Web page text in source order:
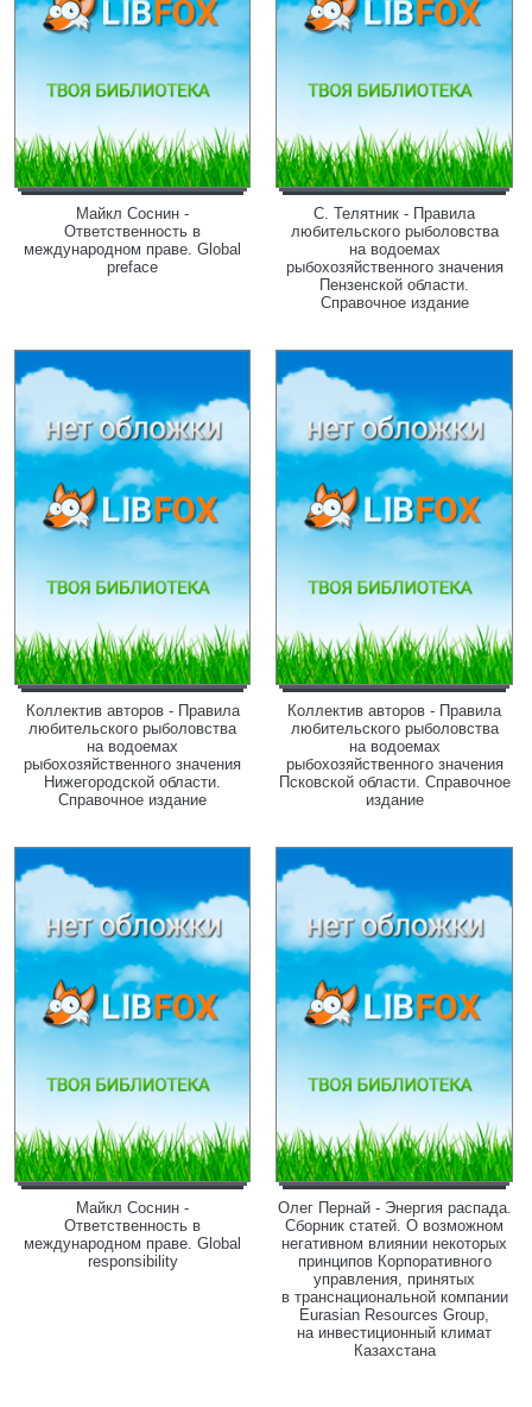
Майкл Соснин -
Ответственность в
международном праве. Global
preface
С. Телятник - Правила
любительского рыболовства
на водоемах
рыбохозяйственного значения
Пензенской области.
Справочное издание
Коллектив авторов - Правила
любительского рыболовства
на водоемах
рыбохозяйственного значения
Нижегородской области.
Справочное издание
Коллектив авторов - Правила
любительского рыболовства
на водоемах
рыбохозяйственного значения
Псковской области. Справочное
издание
Майкл Соснин -
Ответственность в
международном праве. Global
responsibility
Олег Пернай - Энергия распада.
Сборник статей. О возможном
негативном влиянии некоторых
принципов Корпоративного
управления, принятых
в транснациональной компании
Eurasian Resources Group,
на инвестиционный климат
Казахстана